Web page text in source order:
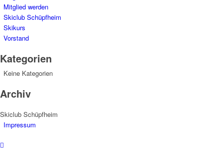
Mitglied werden
Skiclub Schüpfheim
Skikurs
Vorstand
Kategorien
Keine Kategorien
Archiv
Skiclub Schüpfheim
Impressum